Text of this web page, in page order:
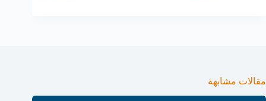
مقالات مشابهة